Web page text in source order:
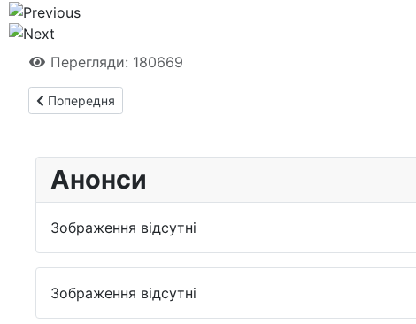
Перегляди: 180669
Попередня стаття: Наукова публікація працівників НДІСВАІ
Попередня
Анонси
Зображення відсутні
Зображення відсутні